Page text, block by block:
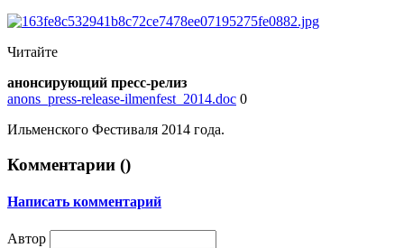
Читайте
анонсирующий пресс-релиз
anons_press-release-ilmenfest_2014.doc 0
Ильменского Фестиваля 2014 года.
Комментарии ()
Написать комментарий
Автор